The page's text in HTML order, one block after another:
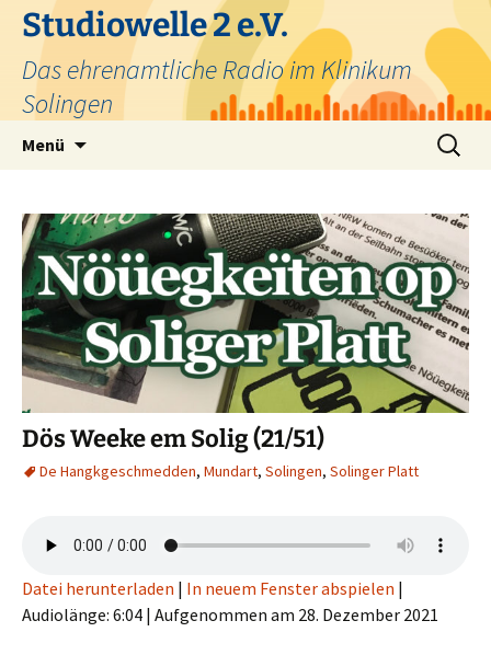
Zum
Inhalt
springen
Studiowelle 2 e.V.
Das ehrenamtliche Radio im Klinikum
Solingen
Menü
Suchen
nach:
Dös Weeke em Solig (21/51)
De Hangkgeschmedden, Mundart, Solingen, Solinger Platt
Datei herunterladen | In neuem Fenster abspielen |
Audiolänge: 6:04 | Aufgenommen am 28. Dezember 2021